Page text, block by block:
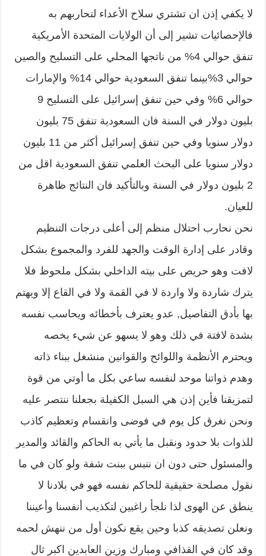
لا يكفي إذن ان تشتري سلاح الأعداء لتحاربهم به
فالإحصائيات تشير إلى أن الولايات المتحدة الأمريكية
تنفق حوالي 4% من ناتجها المحلي على التسليح والصين
حوالي 3%بينما تنفق السعودية حوالي 14% والإمارات
حوالي 6% وفي حين تنفق إسرائيل على التسليح 9
بليون دولار في السنة فان السعودية تنفق 75 بليون
دولار سنويا وفي حين تنفق إسرائيل أكثر من 11 بليون
دولار سنويا على البحث العلمي تنفق السعودية اقل من
2 بليون دولار في السنة وبالتأكيد فان النتائج ظاهرة
للعيان.
نحن نحارب احتلال منظم إلى أعلى درجات التنظيم
وقادر على إدارة الوقت والجهد للفرد والمجموع بشكل
لافت وهو حريص على بيته الداخلي بشكل ملحوظ فلا
يترك شاردة ولا واردة لا في القمة ولا في القاع إلا ويهتم
بها بأدق التفاصيل, عدو يعترف بأخطائه ويحاسب نفسه
بشدة لافتة في ذلك وهو لا يسهو عن شيء يخصه
ويحترم الأنظمة واللوائح والقوانين منشغل ببناء ذاته
وهدم ذواتنا موحد لنفسه ساعي بكل ما أوتي من قوة
لتمزيقنا فأين إذن هي السبل الكفيلة بجعلنا ننتصر عليه
ونحن نغرق كل يوم في فوضى وانقسام وتعظيم كاذب
للذوات بلا حدود ونقبل ما يأتي به الحاكم والقائد والمدير
والمسئول حتى دون ان ننبس ببنت شفة ولو كان في ما
نقول مصلحة حقيقية للحاكم نفسه فهو في بلادنا لا
ينطق عن الهوى لذا نلجأ راغبين لتكذيب أنفسنا وأعيننا
ونعلن تصديقه كذبا وحين يقع نكون أول من ننهش لحمه
وقد كان في القذافي ومبارك وزين العابدين اكبر ثال